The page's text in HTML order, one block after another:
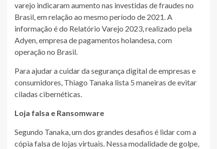
varejo indicaram aumento nas investidas de fraudes no
Brasil, em relação ao mesmo período de 2021. A
informação é do Relatório Varejo 2023, realizado pela
Adyen, empresa de pagamentos holandesa, com
operação no Brasil.
Para ajudar a cuidar da segurança digital de empresas e
consumidores, Thiago Tanaka lista 5 maneiras de evitar
ciladas cibernéticas.
Loja falsa e Ransomware
Segundo Tanaka, um dos grandes desafios é lidar com a
cópia falsa de lojas virtuais. Nessa modalidade de golpe,